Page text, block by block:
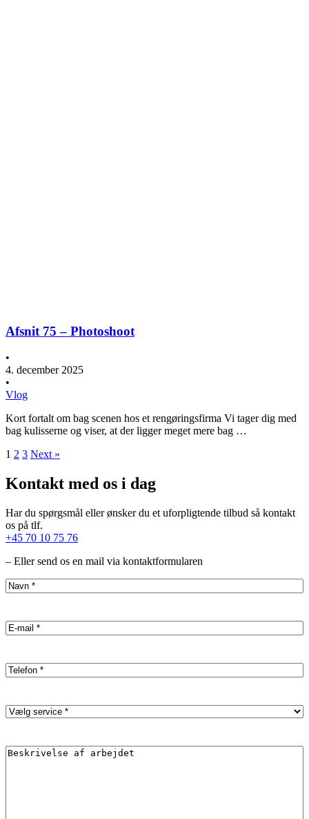
Afsnit 75 – Photoshoot
•
4. december 2025
•
Vlog
Kort fortalt om bag scenen hos et rengøringsfirma Vi tager dig med
bag kulisserne og viser, at der ligger meget mere bag …
1 2 3 Next »
Kontakt med os i dag
Har du spørgsmål eller ønsker du et uforpligtende tilbud så kontakt
os på tlf.
+45 70 10 75 76
– Eller send os en mail via kontaktformularen
Name (Påkrævet)
Email(Påkrævet)
Phone(Påkrævet)
Service(Påkrævet)
Description (Påkrævet)